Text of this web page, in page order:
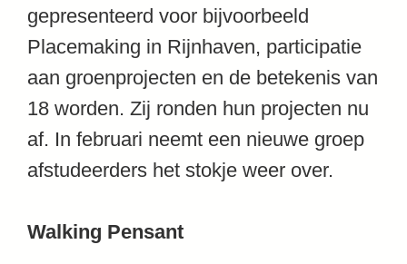
gepresenteerd voor bijvoorbeeld
Placemaking in Rijnhaven, participatie
aan groenprojecten en de betekenis van
18 worden. Zij ronden hun projecten nu
af. In februari neemt een nieuwe groep
afstudeerders het stokje weer over.
Walking Pensant